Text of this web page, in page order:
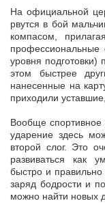
На официальной
рвутся в бой
компасом,
профессиональные
уровня
этом быстрее
нанесенные на
приходили
Вообще
ударение здесь
второй слог. Это
развиваться как
быстро и
заряд бодрости и
можно найти новых